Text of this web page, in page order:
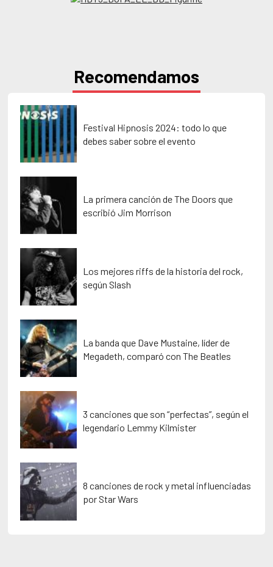
Recomendamos
Festival Hipnosis 2024: todo lo que
debes saber sobre el evento
La primera canción de The Doors que
escribió Jim Morrison
Los mejores riffs de la historia del rock,
según Slash
La banda que Dave Mustaine, líder de
Megadeth, comparó con The Beatles
3 canciones que son “perfectas”, según el
legendario Lemmy Kilmister
8 canciones de rock y metal influenciadas
por Star Wars